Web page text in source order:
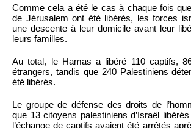
Comme cela a été le cas à chaque fois
de Jérusalem ont été libérés, les forces
une descente à leur domicile avant leur
leurs familles.
Au total, le Hamas a libéré 110 captifs,
étrangers, tandis que 240 Palestiniens
été libérés.
Le groupe de défense des droits de
que 13 citoyens palestiniens d’Israël
l’échange de captifs avaient été arrêtés